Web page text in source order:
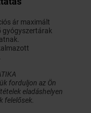
ár maximált
gyógyszertárak
forduljon az Ön
eladáshelyen
felelősek.